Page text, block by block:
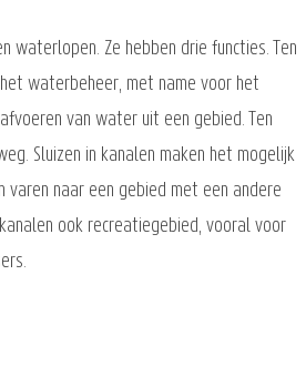
waterlopen. Ze hebben drie functies. Ten
waterbeheer, met name voor het
van water uit een gebied. Ten
Sluizen in kanalen maken het mogelijk
varen naar een gebied met een andere
ook recreatiegebied, vooral voor